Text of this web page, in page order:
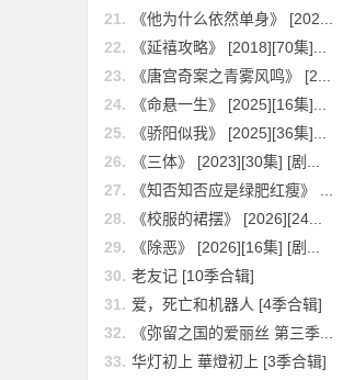
21.
《他为什么依然单身》 [202...
22.
《延禧攻略》 [2018][70集]...
23.
《唐宫奇案之青雾风鸣》 [2...
24.
《命悬一生》 [2025][16集]...
25.
《骄阳似我》 [2025][36集]...
26.
《三体》 [2023][30集] [剧...
27.
《知否知否应是绿肥红瘦》 ...
28.
《校服的裙摆》 [2026][24...
29.
《除恶》 [2026][16集] [剧...
30. 老友记 [10季合辑]
31. 爱，死亡和机器人 [4季合辑]
32.
《弥留之国的爱丽丝 第三季...
33. 华灯初上 華燈初上 [3季合辑]